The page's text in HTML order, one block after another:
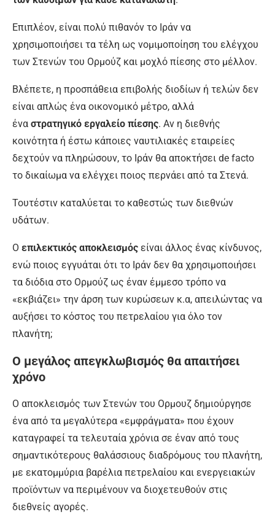
Επιπλέον, είναι πολύ πιθανόν το Ιράν να
χρησιμοποιήσει τα τέλη ως νομιμοποίηση του ελέγχου
των Στενών του Ορμούζ και μοχλό πίεσης στο μέλλον.
Βλέπετε, η προσπάθεια επιβολής διοδίων ή τελών δεν
είναι απλώς ένα οικονομικό μέτρο, αλλά
ένα στρατηγικό εργαλείο πίεσης. Αν η διεθνής
κοινότητα ή έστω κάποιες ναυτιλιακές εταιρείες
δεχτούν να πληρώσουν, το Ιράν θα αποκτήσει de facto
το δικαίωμα να ελέγχει ποιος περνάει από τα Στενά.
Τουτέστιν καταλύεται το καθεστώς των διεθνών
υδάτων.
Ο επιλεκτικός αποκλεισμός είναι άλλος ένας κίνδυνος,
ενώ ποιος εγγυάται ότι το Ιράν δεν θα χρησιμοποιήσει
τα διόδια στο Ορμούζ ως έναν έμμεσο τρόπο να
«εκβιάζει» την άρση των κυρώσεων κ.α, απειλώντας να
αυξήσει το κόστος του πετρελαίου για όλο τον
πλανήτη;
Ο μεγάλος απεγκλωβισμός θα απαιτήσει
χρόνο
Ο αποκλεισμός των Στενών του Ορμουζ δημιούργησε
ένα από τα μεγαλύτερα «εμφράγματα» που έχουν
καταγραφεί τα τελευταία χρόνια σε έναν από τους
σημαντικότερους θαλάσσιους διαδρόμους του πλανήτη,
με εκατομμύρια βαρέλια πετρελαίου και ενεργειακών
προϊόντων να περιμένουν να διοχετευθούν στις
διεθνείς αγορές.